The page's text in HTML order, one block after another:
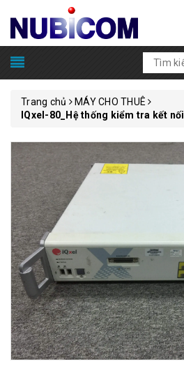
Trang chủ
MÁY CHO THUÊ
IQxel-80_Hệ thống kiểm tra kết nối